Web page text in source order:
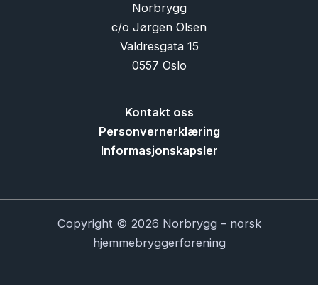
Norbrygg
c/o Jørgen Olsen
Valdresgata 15
0557 Oslo
Kontakt oss
Personvernerklæring
Informasjonskapsler
Copyright © 2026 Norbrygg – norsk
hjemmebryggerforening